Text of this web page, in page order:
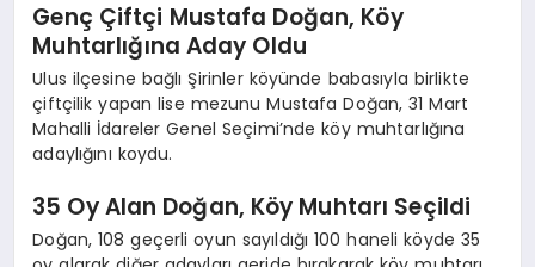
Genç Çiftçi Mustafa Doğan, Köy
Muhtarlığına Aday Oldu
Ulus ilçesine bağlı Şirinler köyünde babasıyla birlikte
çiftçilik yapan lise mezunu Mustafa Doğan, 31 Mart
Mahalli İdareler Genel Seçimi’nde köy muhtarlığına
adaylığını koydu.
35 Oy Alan Doğan, Köy Muhtarı Seçildi
Doğan, 108 geçerli oyun sayıldığı 100 haneli köyde 35